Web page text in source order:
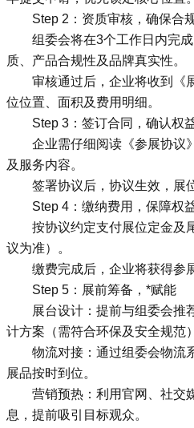
Step 2：资质审核，确保合
组委会将在3个工作日内完
质、产品合规性及品牌真实性。
审核通过后，企业将收到《
位位置、面积及费用明细。
Step 3：签订合同，确认权
企业需仔细阅读《参展协议
及服务内容。
签署协议后，协议生效，展
Step 4：缴纳费用，保障权
按协议约定支付展位定金及
议为准）。
缴费完成后，企业将获得参
Step 5：展前筹备，*赋能
展台设计：提前与组委会推
计方案（需符合环保及安全规范
物流对接：通过组委会物流
展品按时到位。
营销预热：利用官网、社交
息，提前吸引目标观众。